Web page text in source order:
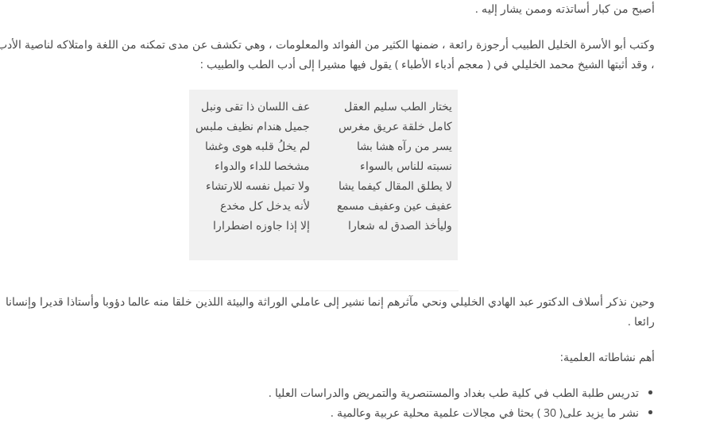
أصبح من كبار أساتذته وممن يشار إليه .
وكتب أبو الأسرة الخليل الطبيب أرجوزة رائعة ، ضمنها الكثير من الفوائد والمعلومات ، وهي تكشف عن مدى تمكنه من اللغة وامتلاكه لناصية
، وقد أثبتها الشيخ محمد الخليلي في ( معجم أدباء الأطباء ) يقول فيها مشيرا إلى أدب الطب والطبيب :
يختار الطب سليم العقل
كامل خلقة عريق مغرس
يسر من رآه هشا بشا
نسبته للناس بالسواء
لا يطلق المقال كيفما يشا
عفيف عين وعفيف مسمع
وليأخذ الصدق له شعارا
عف اللسان ذا تقى ونبل
جميل هندام نظيف ملبس
لم يخلُ قلبه هوى وغشا
مشخصا للداء والدواء
ولا تميل نفسه للارتشاء
لأنه يدخل كل مخدع
إلا إذا جاوزه اضطرارا
وحين نذكر أسلاف الدكتور عبد الهادي الخليلي ونحي مآثرهم إنما نشير إلى عاملي الوراثة والبيئة اللذين خلقا منه عالما دؤوبا وأستاذا قديرا وإنسانا
رائعا .
أهم نشاطاته العلمية:
تدريس طلبة الطب في كلية طب بغداد والمستنصرية والتمريض والدراسات العليا .
نشر ما يزيد على( 30 ) بحثا في مجالات علمية محلية عربية وعالمية .